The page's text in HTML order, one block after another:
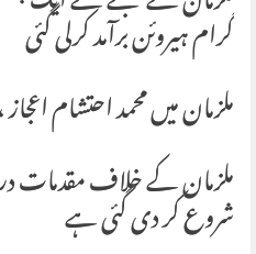
گرام ہیروئن برآمد کرلی گئی
ملزمان میں محمد احتشام
ملزمان کے خلاف مقدمات
شروع کر دی گئی ہے